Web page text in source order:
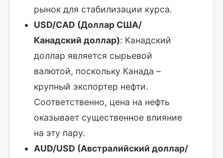
рынок для стабилизации курса.
USD/CAD (Доллар США/
Канадский доллар): Канадский
доллар является сырьевой
валютой, поскольку Канада –
крупный экспортер нефти.
Соответственно, цена на нефть
оказывает существенное влияние
на эту пару.
AUD/USD (Австралийский доллар/